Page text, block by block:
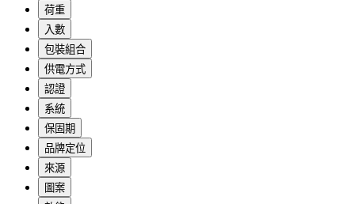
荷重
入數
包裝組合
供電方式
認證
系統
保固期
品牌定位
來源
圖案